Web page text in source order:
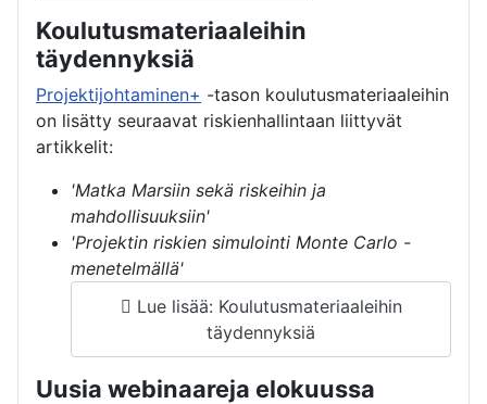
Koulutusmateriaaleihin
täydennyksiä
Projektijohtaminen+ -tason koulutusmateriaaleihin
on lisätty seuraavat riskienhallintaan liittyvät
artikkelit:
'Matka Marsiin sekä riskeihin ja
mahdollisuuksiin'
'Projektin riskien simulointi Monte Carlo -
menetelmällä'
Lue lisää: Koulutusmateriaaleihin
täydennyksiä
Uusia webinaareja elokuussa